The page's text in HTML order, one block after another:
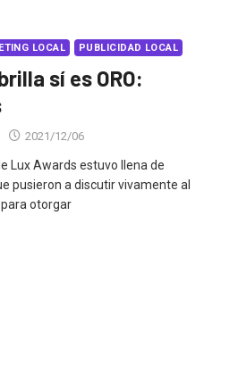
LOCAL PUBLICIDAD LOCAL
sí es ORO:
2021/12/06
Lux Awards estuvo llena de
pusieron a discutir vivamente al
otorgar